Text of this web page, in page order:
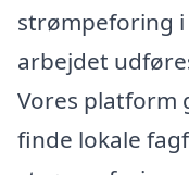
strømpeforing i
arbejdet
Vores platform
finde lokale